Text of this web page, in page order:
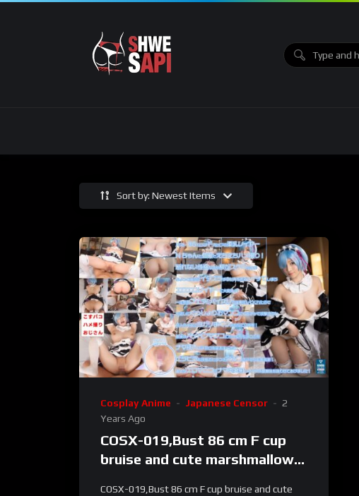
Sort by: Newest Items
Cosplay Anime Japanese Censor
2
Years Ago
COSX-019,Bust 86 cm F cup
bruise and cute marshmallow
COSX-019,Bust 86 cm F cup bruise and cute